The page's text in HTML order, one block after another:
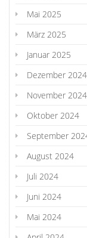
Mai 2025
März 2025
Januar 2025
Dezember 2024
November 2024
Oktober 2024
September
August 2024
Juli 2024
Juni 2024
Mai 2024